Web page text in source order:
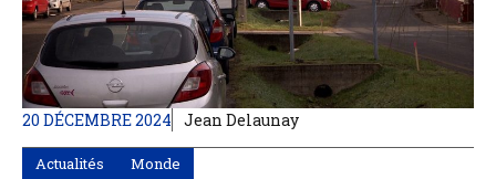
20 DÉCEMBRE 2024 Jean Delaunay
Actualités Monde